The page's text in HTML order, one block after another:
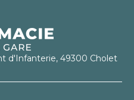
d'Infanterie, 49300 Cholet